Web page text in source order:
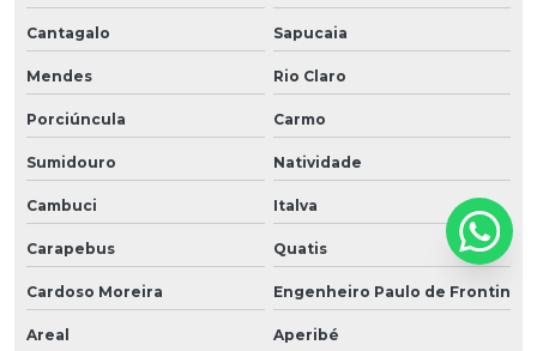
Cantagalo Sapucaia
Mendes Rio Claro
Porciúncula Carmo
Sumidouro Natividade
Cambuci Italva
Carapebus Quatis
Cardoso Moreira Engenheiro Paulo de Frontin
Areal Aperibé